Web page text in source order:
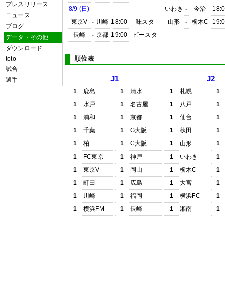
プレスリリース
ニュース
ブログ
データ・その他
ダウンロード
toto
試合
選手
8/9 (日)
東京V
- 川崎 18:00
味スタ
長崎
- 京都 19:00 ピースタ
いわき - 今治
山形
- 栃木C
順位表
J1
1 鹿島 1
清水
1
水戸 1
名古屋
1
浦和 1
京都
1
千葉 1
G大阪
1
柏 1
C大阪
1
FC東京 1
神戸
1
東京V 1
岡山
1
町田 1
広島
1
川崎 1
福岡
1
横浜FM 1 長崎
J2
1 札幌
1
1
八戸
1
1
仙台
1
1
秋田
1
1
山形
1
1
いわき
1
1
栃木C
1
1
大宮
1
1
横浜FC
1
1
湘南 1